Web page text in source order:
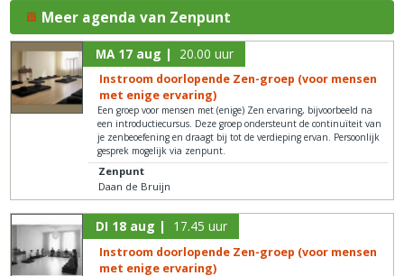
Meer agenda van Zenpunt
MA 17 aug | 20.00 uur
Instroom doorlopende Zen-groep (voor mensen
met enige ervaring)
Een groep voor mensen met (enige) Zen ervaring, bijvoorbeeld na
een introductiecursus. Deze groep ondersteunt de continuïteit van
je zenbeoefening en draagt bij tot de verdieping ervan. Persoonlijk
gesprek mogelijk via zenpunt.
Zenpunt
Daan de Bruijn
DI 18 aug | 17.45 uur
Instroom doorlopende Zen-groep (voor mensen
met enige ervaring)